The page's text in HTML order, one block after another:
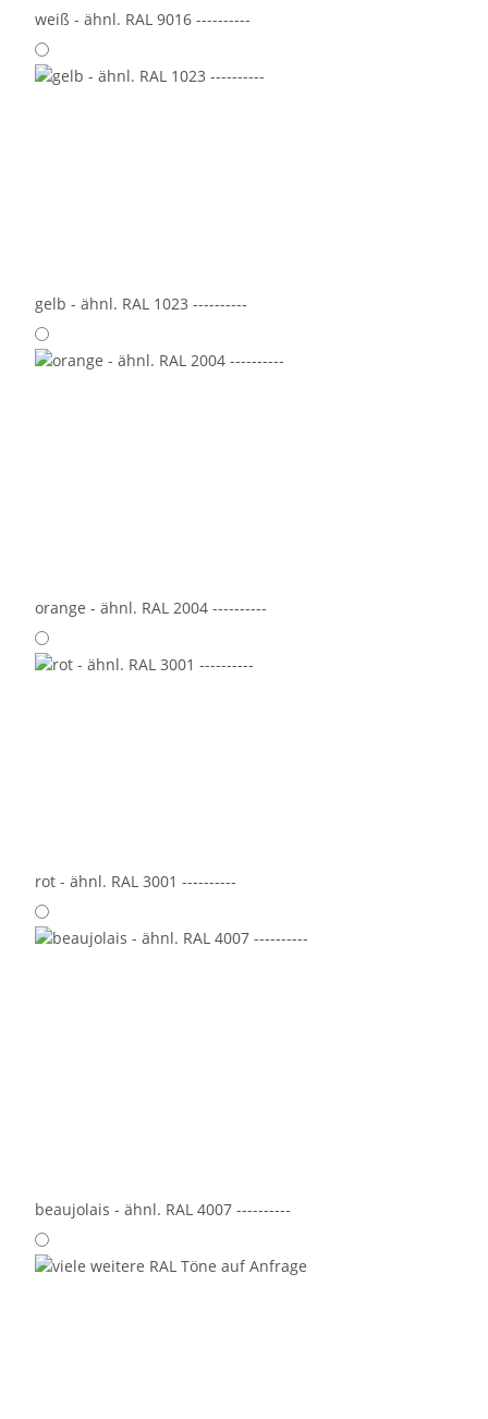
weiß - ähnl. RAL 9016 ----------
gelb - ähnl. RAL 1023 ----------
orange - ähnl. RAL 2004 ----------
rot - ähnl. RAL 3001 ----------
beaujolais - ähnl. RAL 4007 ----------